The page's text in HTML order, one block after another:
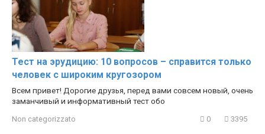
Тест на эрудицию: 10 вопросов – справится только
человек с широким кругозором
Всем привет! Дорогие друзья, перед вами совсем новый, очень
заманчивый и информативный тест обо
Non categorizzato 0 3395